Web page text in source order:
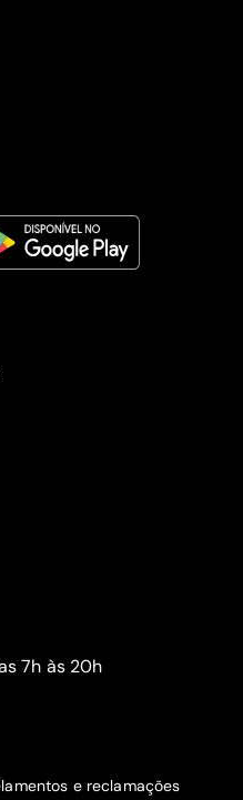
7h às 20h
e reclamações